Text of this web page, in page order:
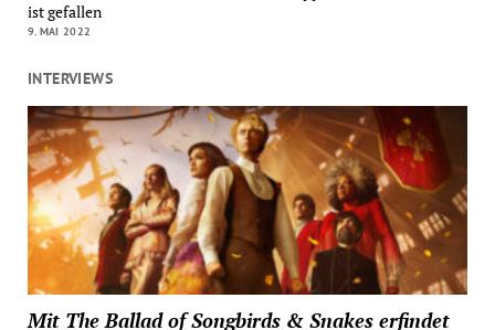
ist gefallen
9. MAI 2022
INTERVIEWS
Mit The Ballad of Songbirds & Snakes erfindet